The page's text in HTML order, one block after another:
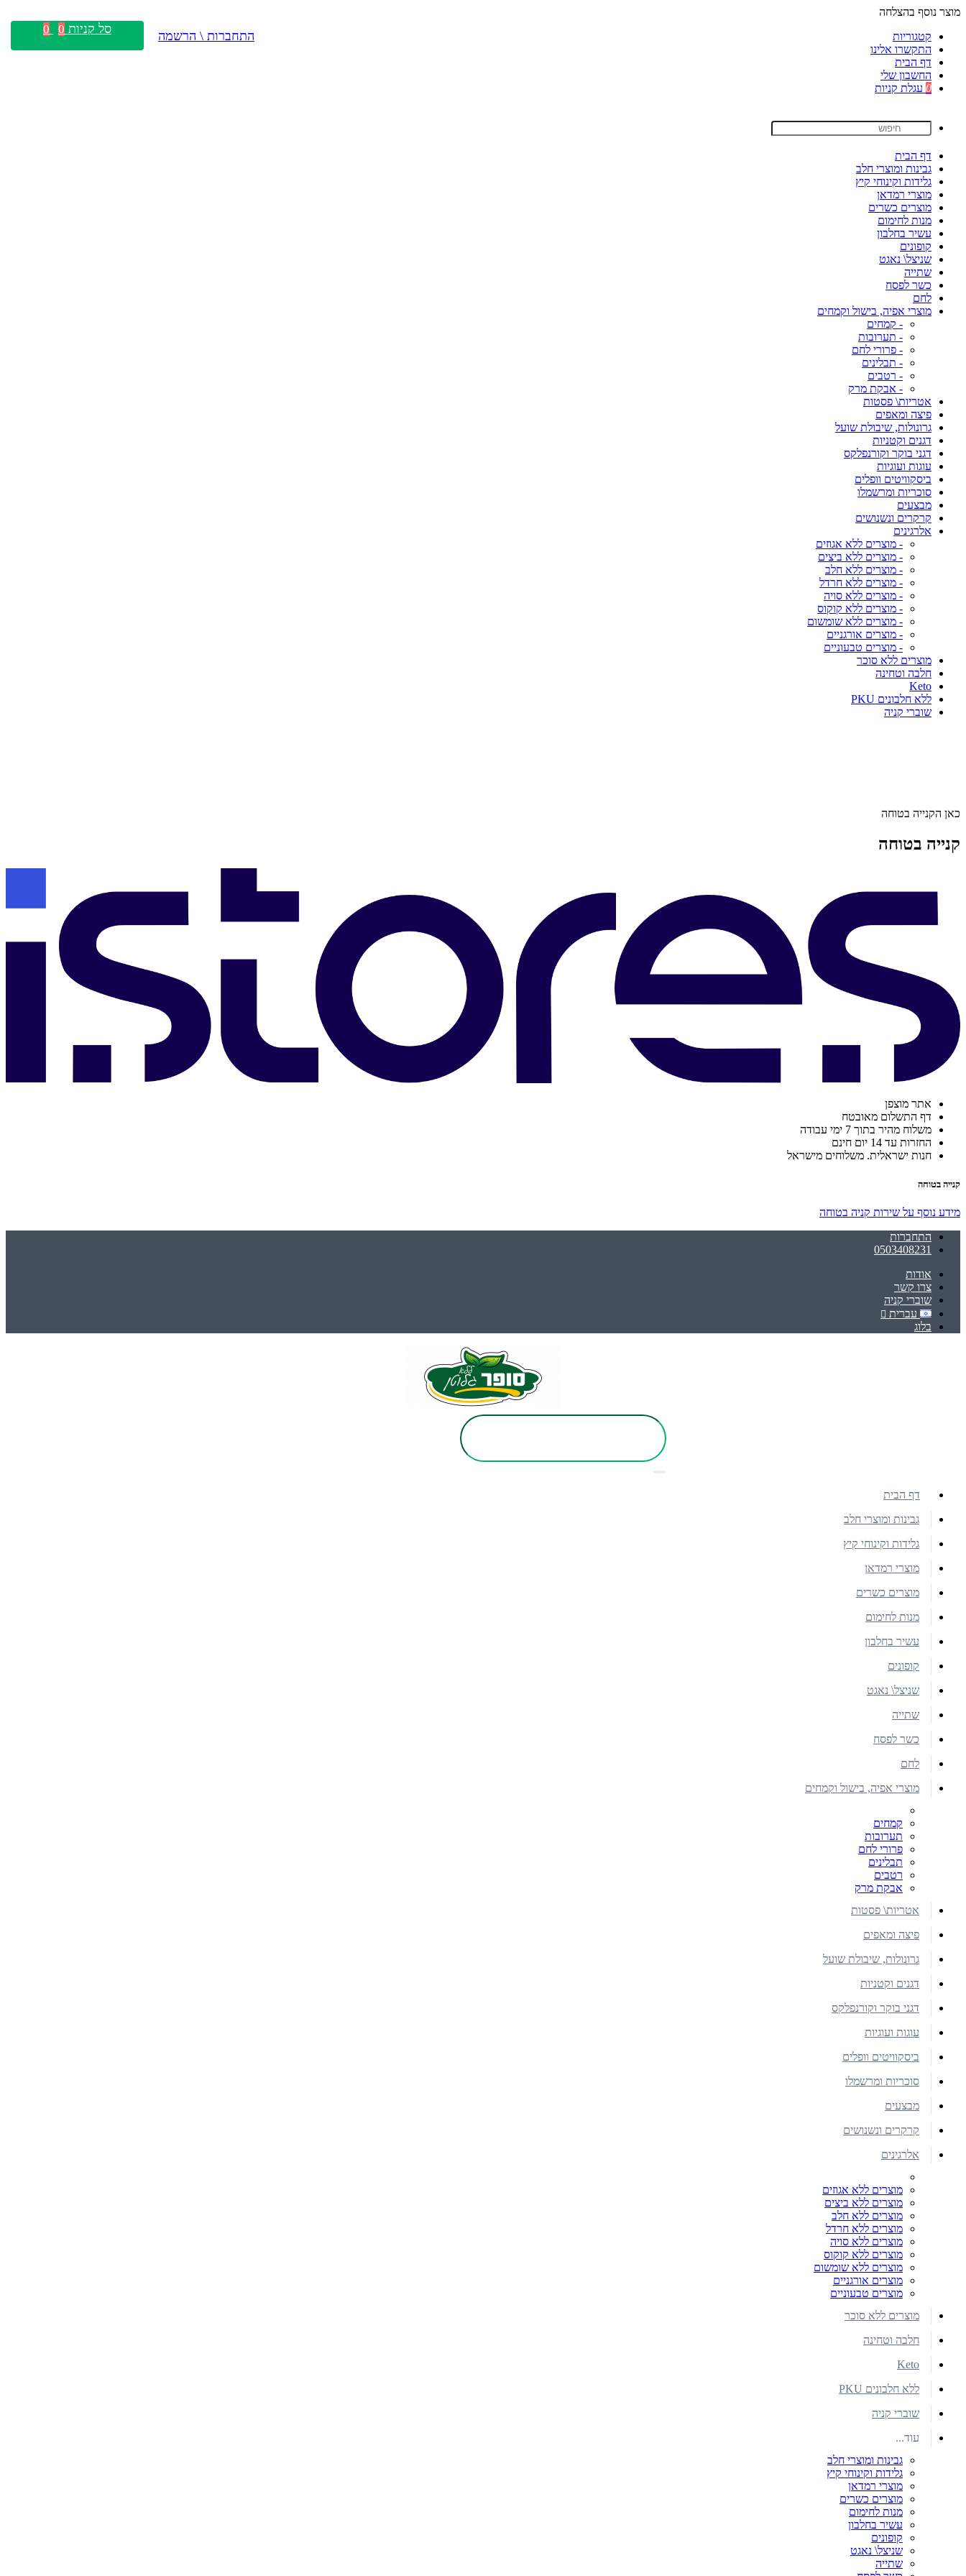
מוצר נוסף בהצלחה
קטגוריות
התקשרו אלינו
דף הבית
החשבון שלי
0 עגלת קניות
דף הבית
גבינות ומוצרי חלב
גלידות וקינוחי קיץ
מוצרי רמדאן
מוצרים כשרים
מנות לחימום
עשיר בחלבון
קופונים
שניצל\ נאגט
שתייה
כשר לפסח
לחם
מוצרי אפיה, בישול וקמחים
- קמחים
- תערובות
- פרורי לחם
- תבלינים
- רטבים
- אבקת מרק
אטריות\ פסטות
פיצה ומאפים
גרונולות, שיבולת שועל
דגנים וקטניות
דגני בוקר וקורנפלקס
עוגות ועוגיות
ביסקוויטים וופלים
סוכריות ומרשמלו
מבצעים
קרקרים ונשנושים
אלרגינים
- מוצרים ללא אגוזים
- מוצרים ללא ביצים
- מוצרים ללא חלב
- מוצרים ללא חרדל
- מוצרים ללא סויה
- מוצרים ללא קוקוס
- מוצרים ללא שומשום
- מוצרים אורגניים
- מוצרים טבעוניים
מוצרים ללא סוכר
חלבה וטחינה
Keto
ללא חלבונים PKU
שוברי קניה
כאן הקנייה בטוחה
קנייה בטוחה
אתר מוצפן
דף התשלום מאובטח
משלוח מהיר בתוך 7 ימי עבודה
החזרות עד 14 יום חינם
חנות ישראלית. משלוחים מישראל
קנייה בטוחה
מידע נוסף על שירות קניה בטוחה
התחברות
0503408231
אודות
צרו קשר
שוברי קניה
עברית
בלוג
התחברות \ הרשמה סל קניות 0
0
דף הבית
גבינות ומוצרי חלב
גלידות וקינוחי קיץ
מוצרי רמדאן
מוצרים כשרים
מנות לחימום
עשיר בחלבון
קופונים
שניצל\ נאגט
שתייה
כשר לפסח
לחם
מוצרי אפיה, בישול וקמחים
קמחים
תערובות
פרורי לחם
תבלינים
רטבים
אבקת מרק
אטריות\ פסטות
פיצה ומאפים
גרונולות, שיבולת שועל
דגנים וקטניות
דגני בוקר וקורנפלקס
עוגות ועוגיות
ביסקוויטים וופלים
סוכריות ומרשמלו
מבצעים
קרקרים ונשנושים
אלרגינים
מוצרים ללא אגוזים
מוצרים ללא ביצים
מוצרים ללא חלב
מוצרים ללא חרדל
מוצרים ללא סויה
מוצרים ללא קוקוס
מוצרים ללא שומשום
מוצרים אורגניים
מוצרים טבעוניים
מוצרים ללא סוכר
חלבה וטחינה
Keto
ללא חלבונים PKU
שוברי קניה
עוד...
גבינות ומוצרי חלב
גלידות וקינוחי קיץ
מוצרי רמדאן
מוצרים כשרים
מנות לחימום
עשיר בחלבון
קופונים
שניצל\ נאגט
שתייה